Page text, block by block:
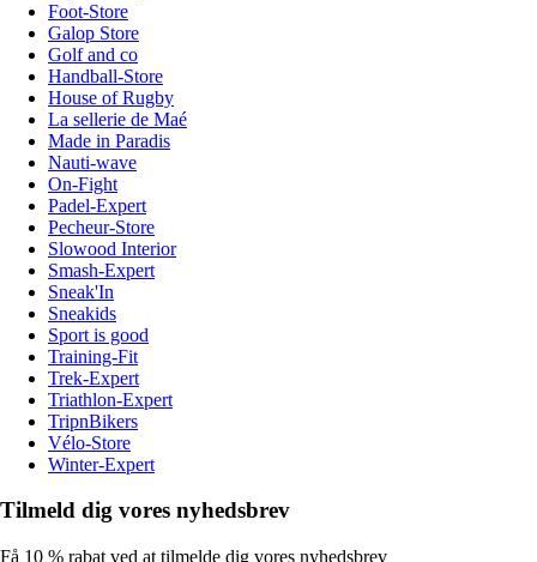
Foot-Store
Galop Store
Golf and co
Handball-Store
House of Rugby
La sellerie de Maé
Made in Paradis
Nauti-wave
On-Fight
Padel-Expert
Pecheur-Store
Slowood Interior
Smash-Expert
Sneak'In
Sneakids
Sport is good
Training-Fit
Trek-Expert
Triathlon-Expert
TripnBikers
Vélo-Store
Winter-Expert
Tilmeld dig vores nyhedsbrev
Få 10 % rabat ved at tilmelde dig vores nyhedsbrev